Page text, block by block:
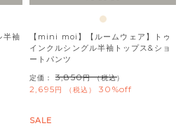
半袖
【mini moi】【ルームウェア】トゥ
インクルシングル半袖トップス&ショ
ートパンツ
定価： 3,850 （税込）
2,695 税込 30%off
SALE